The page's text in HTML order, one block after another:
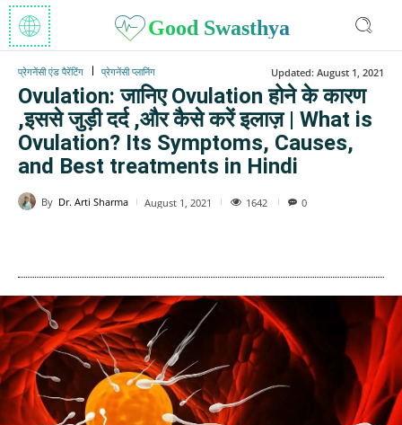
Good Swasthya
प्रेगनेंसी एंड पैरेंटिंग प्रेगनेंसी प्लानिंग Updated: August 1, 2021
Ovulation: जानिए Ovulation होने के कारण
,इससे जुड़ी दर्द ,और कैसे करें इलाज़ | What is
Ovulation? Its Symptoms, Causes,
and Best treatments in Hindi
By Dr. Arti Sharma August 1, 2021 1642 0